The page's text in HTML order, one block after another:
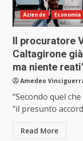
Aziende Economia
Il procuratore
Caltagirone
ma niente
Amedeo
“Secondo quel
“il presunto
Read More